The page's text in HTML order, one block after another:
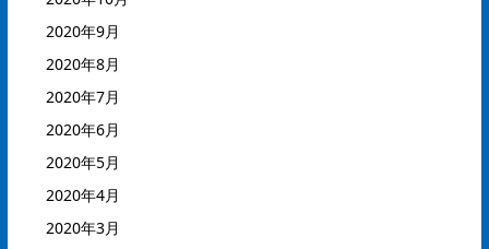
2020年9月
2020年8月
2020年7月
2020年6月
2020年5月
2020年4月
2020年3月